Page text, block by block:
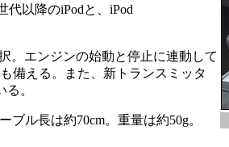
代以降のiPodと、iPod
。エンジンの始動と停止に連動して
備える。また、新トランスミッタ
。
ル長は約70cm。重量は約50g。